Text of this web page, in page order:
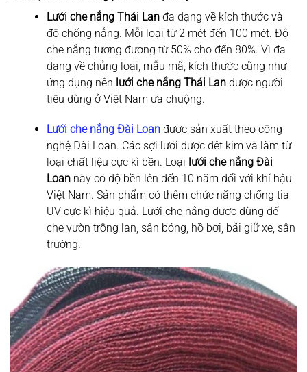
Lưới che nắng Thái Lanđa dạng về kích thước và
độ chống nắng. Mỗi loại từ 2 mét đến 100 mét. Độ
che nắng tương đương từ 50% cho đến 80%. Vì đa
dạng về chủng loại, mẫu mã, kích thước cũng như
ứng dụng nên lưới che nắng Thái Lanđược người
tiêu dùng ở Việt Nam ưa chuộng.
Lưới che nắng Đài Loanđươc sản xuất theo công
nghệ Đài Loan. Các sợi lưới được dệt kim và làm từ
loại chất liệu cực kì bền. Loại lưới che nắng Đài
Loannày có độ bền lên đến 10 năm đối với khí hậu
Việt Nam. Sản phẩm có thêm chức năng chống tia
UV cực kì hiệu quả. Lưới che nắng được dùng để
che vườn trồng lan, sân bóng, hồ bơi, bãi giữ xe, sân
trường.